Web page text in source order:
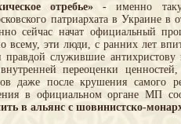
отребье» - именно
патриархата в Украине
сейчас начат официальный
эти люди, с ранних лет
правдой служившие
переоценки
даже после крушения
в официальном органе МП
в альянс с шовинистско-